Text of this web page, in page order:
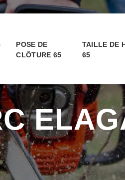
POSE DE
CLÔTURE 65
TAILLE DE
65